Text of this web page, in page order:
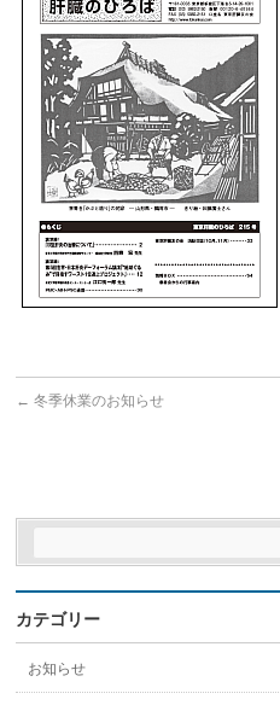
← 冬季休業のお知らせ
カテゴリー
お知らせ